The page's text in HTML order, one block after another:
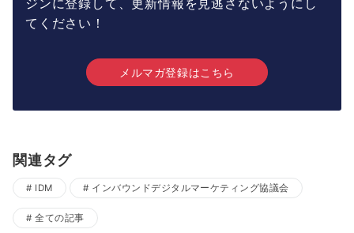
ジンに登録して、更新情報を見逃さないようにし
てください！
メルマガ登録はこちら
関連タグ
IDM インバウンドデジタルマーケティング協議会
全ての記事